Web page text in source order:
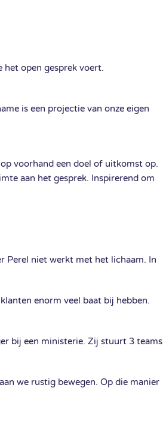
het open gesprek voert.
is een projectie van onze eigen
voorhand een doel of uitkomst op.
aan het gesprek. Inspirerend om
Perel niet werkt met het lichaam. In
enorm veel baat bij hebben.
bij een ministerie. Zij stuurt 3 teams
we rustig bewegen. Op die manier